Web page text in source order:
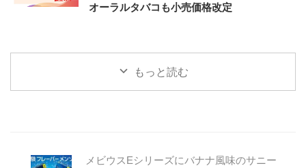
オーラルタバコも小売価格改定
もっと読む
メビウスEシリーズにバナナ風味のサニー